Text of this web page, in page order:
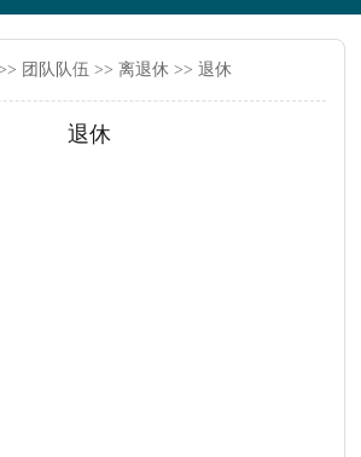
团队队伍 >>离退休 >>退休
退休